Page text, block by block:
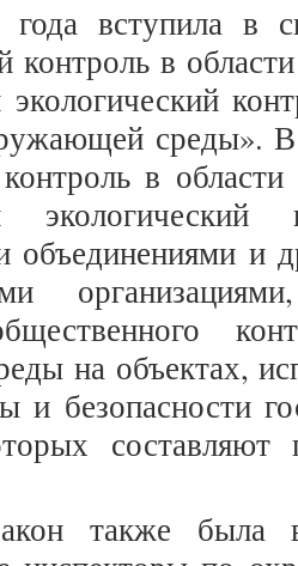
вступила в
контроль в
среды». В
в
экологический
объединениями и
на объектах,
и безопасности
составляют
также была